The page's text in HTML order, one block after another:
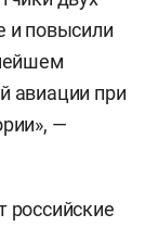
и повысили
авиации при
—
российские